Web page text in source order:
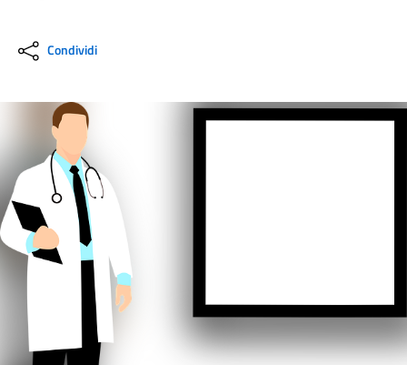
Condividi